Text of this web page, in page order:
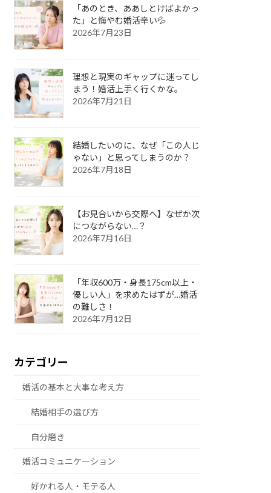
「あのとき、ああしとけばよかっ
た」と悔やむ婚活辛い💦
2026年7月23日
理想と現実のギャップに迷ってし
まう！婚活上手く行くかな。
2026年7月21日
結婚したいのに、なぜ「この人じ
ゃない」と思ってしまうのか？
2026年7月18日
【お見合いから交際へ】なぜか次
につながらない…？
2026年7月16日
「年収600万・身長175cm以上・
優しい人」を求めたはずが…婚活
の難しさ！
2026年7月12日
カテゴリー
婚活の基本と大事な考え方
結婚相手の選び方
自分磨き
婚活コミュニケーション
好かれる人・モテる人